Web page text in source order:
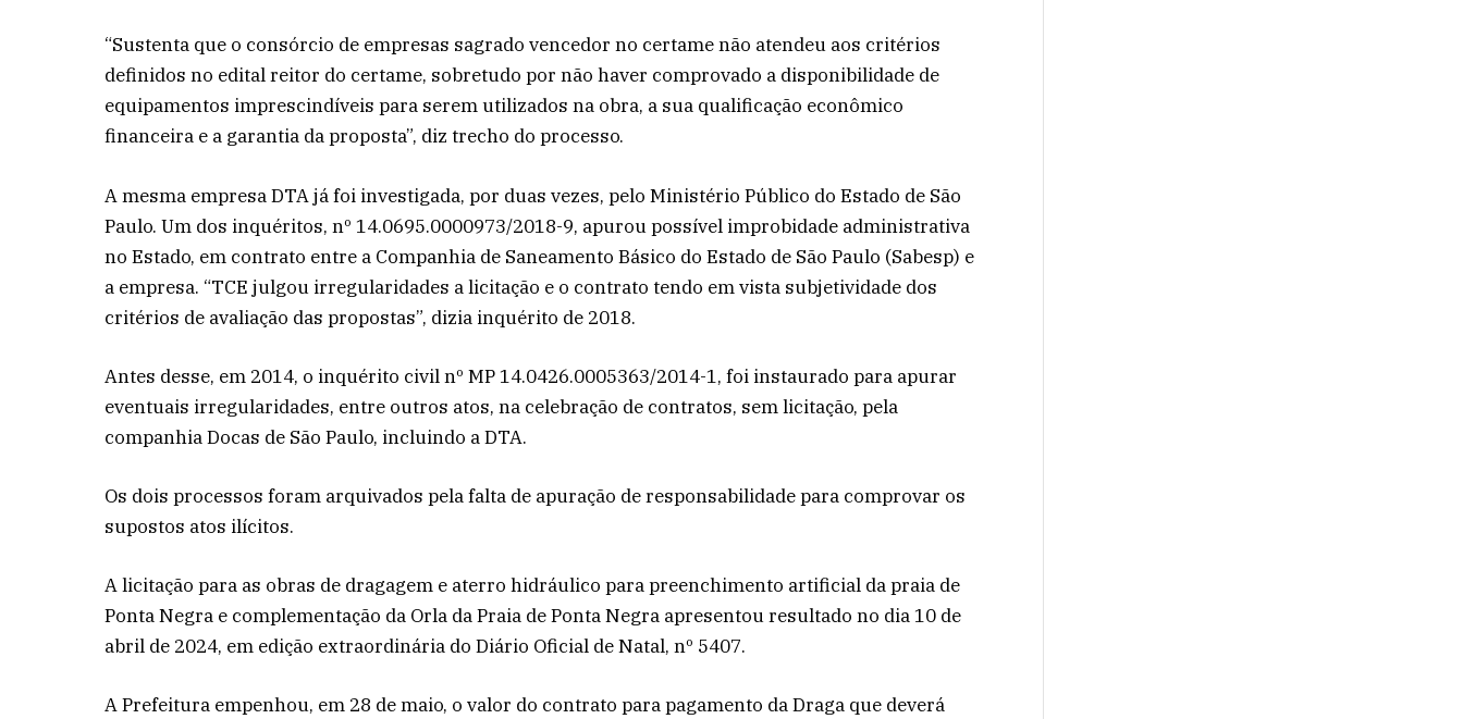
“Sustenta que o consórcio de empresas sagrado vencedor no certame não atendeu aos critérios
definidos no edital reitor do certame, sobretudo por não haver comprovado a disponibilidade de
equipamentos imprescindíveis para serem utilizados na obra, a sua qualificação econômico
financeira e a garantia da proposta”, diz trecho do processo.
A mesma empresa DTA já foi investigada, por duas vezes, pelo Ministério Público do Estado de São
Paulo. Um dos inquéritos, nº 14.0695.0000973/2018-9, apurou possível improbidade administrativa
no Estado, em contrato entre a Companhia de Saneamento Básico do Estado de São Paulo (Sabesp) e
a empresa. “TCE julgou irregularidades a licitação e o contrato tendo em vista subjetividade dos
critérios de avaliação das propostas”, dizia inquérito de 2018.
Antes desse, em 2014, o inquérito civil nº MP 14.0426.0005363/2014-1, foi instaurado para apurar
eventuais irregularidades, entre outros atos, na celebração de contratos, sem licitação, pela
companhia Docas de São Paulo, incluindo a DTA.
Os dois processos foram arquivados pela falta de apuração de responsabilidade para comprovar os
supostos atos ilícitos.
A licitação para as obras de dragagem e aterro hidráulico para preenchimento artificial da praia de
Ponta Negra e complementação da Orla da Praia de Ponta Negra apresentou resultado no dia 10 de
abril de 2024, em edição extraordinária do Diário Oficial de Natal, nº 5407.
A Prefeitura empenhou, em 28 de maio, o valor do contrato para pagamento da Draga que deverá